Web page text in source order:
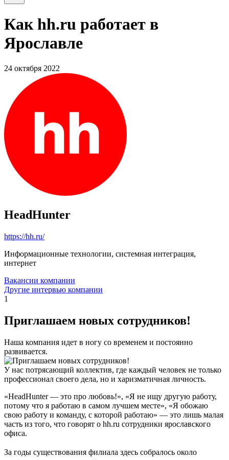
Как hh.ru работает в
Ярославле
24 октября 2022
HeadHunter
https://hh.ru/
Информационные технологии, системная интеграция,
интернет
Вакансии компании
Другие интервью компании
1
Приглашаем новых сотрудников!
Наша компания идет в ногу со временем и постоянно
развивается.
У нас потрясающий коллектив, где каждый человек не только
профессионал своего дела, но и харизматичная личность.
«HeadHunter — это про любовь!», «Я не ищу другую работу,
потому что я работаю в самом лучшем месте», «Я обожаю
свою работу и команду, с которой работаю» — это лишь малая
часть из того, что говорят о hh.ru сотрудники ярославского
офиса.
За годы существования филиала здесь собралось около